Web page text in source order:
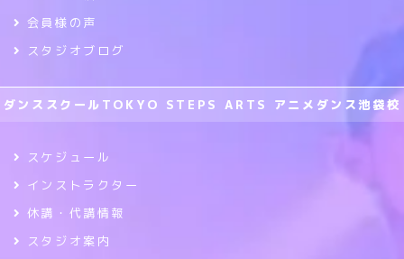
会員様の声
スタジオブログ
ダンススクールTOKYO STEPS ARTS アニメダンス池袋校
スケジュール
インストラクター
休講・代講情報
スタジオ案内